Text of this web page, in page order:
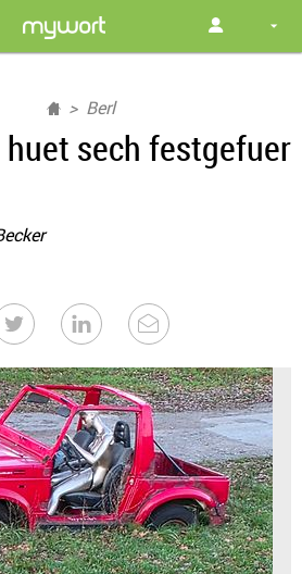
Berl
huet sech festgefuer